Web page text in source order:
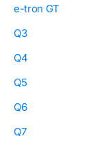
e-tron GT
Q3
Q4
Q5
Q6
Q7